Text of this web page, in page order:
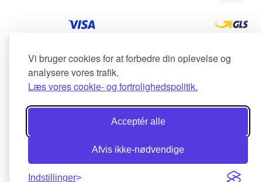
Vi bruger cookies for at forbedre din oplevelse og
analysere vores trafik.
Læs vores cookie- og fortrolighedspolitik.
Acceptér alle
Afvis ikke-nødvendige
Indstillinger